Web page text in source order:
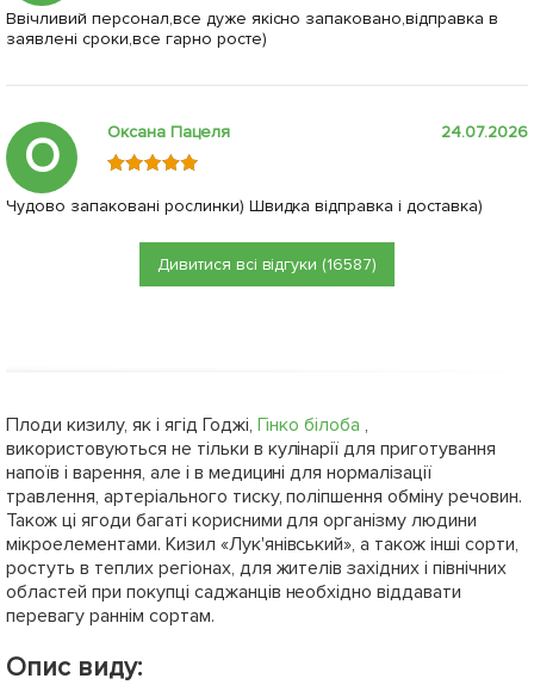
Ввічливий персонал,все дуже якісно запаковано,відправка в
заявлені сроки,все гарно росте)
О Оксана Пацеля 24.07.2026
Чудово запаковані рослинки) Швидка відправка і доставка)
Дивитися всі відгуки (16587)
Плоди кизилу, як і ягід Годжі, Гінко білоба ,
використовуються не тільки в кулінарії для приготування
напоїв і варення, але і в медицині для нормалізації
травлення, артеріального тиску, поліпшення обміну речовин.
Також ці ягоди багаті корисними для організму людини
мікроелементами. Кизил «Лук'янівський», а також інші сорти,
ростуть в теплих регіонах, для жителів західних і північних
областей при покупці саджанців необхідно віддавати
перевагу раннім сортам.
Опис виду: